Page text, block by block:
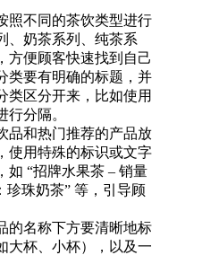
照不同的茶饮类型进行
、奶茶系列、纯茶系
方便顾客快速找到自己
类要有明确的标题，并
类区分开来，比如使用
行分隔。
品和热门推荐的产品放
使用特殊的标识或文字
如 “招牌水果茶 – 销量
珍珠奶茶” 等，引导顾
的名称下方要清晰地标
大杯、小杯），以及一